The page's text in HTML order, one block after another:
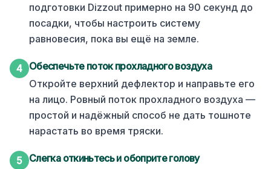
подготовки Dizzout примерно на 90 секунд до
посадки, чтобы настроить систему
равновесия, пока вы ещё на земле.
4 Обеспечьте поток прохладного воздуха
Откройте верхний дефлектор и направьте его
на лицо. Ровный поток прохладного воздуха —
простой и надёжный способ не дать тошноте
нарастать во время тряски.
5 Слегка откиньтесь и обоприте голову